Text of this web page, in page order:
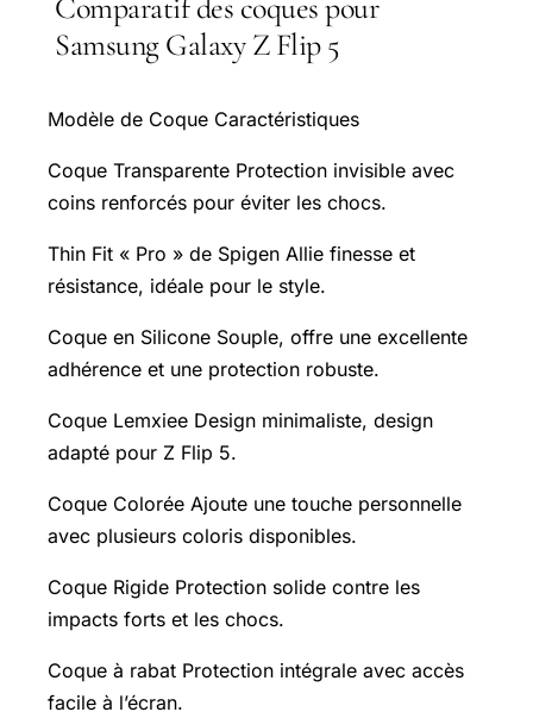
Comparatif des coques pour
Samsung Galaxy Z Flip 5
Modèle de Coque Caractéristiques
Coque Transparente Protection invisible avec
coins renforcés pour éviter les chocs.
Thin Fit « Pro » de Spigen Allie finesse et
résistance, idéale pour le style.
Coque en Silicone Souple, offre une excellente
adhérence et une protection robuste.
Coque Lemxiee Design minimaliste, design
adapté pour Z Flip 5.
Coque Colorée Ajoute une touche personnelle
avec plusieurs coloris disponibles.
Coque Rigide Protection solide contre les
impacts forts et les chocs.
Coque à rabat Protection intégrale avec accès
facile à l’écran.